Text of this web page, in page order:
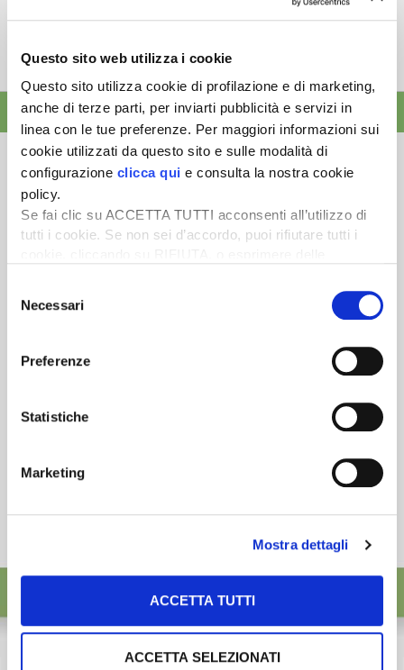
Questo sito web utilizza i cookie
Questo sito utilizza cookie di profilazione e di marketing,
anche di terze parti, per inviarti pubblicità e servizi in
linea con le tue preferenze. Per maggiori informazioni sui
cookie utilizzati da questo sito e sulle modalità di
configurazione clicca qui e consulta la nostra cookie
policy.
Se fai clic su ACCETTA TUTTI acconsenti all’utilizzo di
tutti i cookie. Se non sei d’accordo, puoi rifiutare tutti i
desideri accettare e cliccando ACCETTA SELEZIONATI.
delNecessari
Preferenze
Statistiche
Marketing
Mostra dettagli
ACCETTA TUTTI
ACCETTA SELEZIONATI
Saldi Pac: ogni anno entro fine gennaio
L’erogazione dei pagamenti della Pac in base a una
tempistica predefinita e r...
ALTRE NEWS
Newsletter